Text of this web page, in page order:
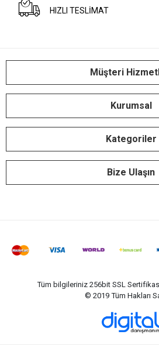
HIZLI TESLİMAT
Müşteri
Kurumsal
Kategoriler
Bize Ulaşın
Tüm bilgileriniz 256bit SSL
© 2019 Tüm Hakları